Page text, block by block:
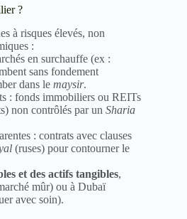
?
à risques élevés, non
:
en surchauffe (ex :
sans fondement
dans le maysir.
: fonds immobiliers ou REITs
non contrôlés par un Sharia
: contrats avec clauses
(ruses) pour contourner le
et des actifs tangibles,
mûr) ou à Dubaï
avec soin).